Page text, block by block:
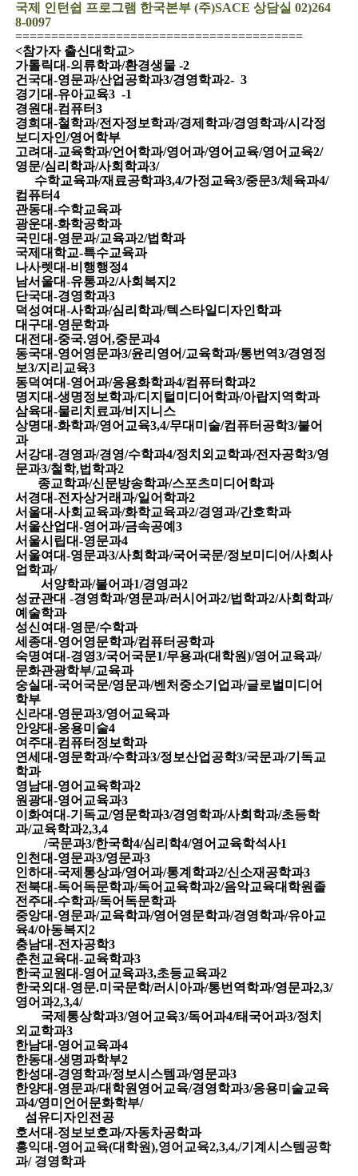
국제 인턴쉽 프로그램 한국본부(주)SACE 상담실 02)264
8-0097
========================================
<참가자 출신대학교>
가톨릭대-의류학과/환경생물-2
건국대-영문과/산업공학과3/경영학과2- 3
경기대-유아교육3 -1
경원대-컴퓨터3
경희대-철학과/전자정보학과/경제학과/경영학과/시각정
보디자인/영어학부
고려대-교육학과/언어학과/영어과/영어교육/영어교육2/
영문/심리학과/사회학과3/
수학교육과/재료공학과3,4/가정교육3/중문3/체육과4/
컴퓨터4
관동대-수학교육과
광운대-화학공학과
국민대-영문과/교육과2/법학과
국제대학교-특수교육과
나사렛대-비행행정4
남서울대-유통과2/사회복지 2
단국대-경영학과3
덕성여대-사학과/심리학과/텍스타일디자인학과
대구대-영문학과
대전대-중국.영어,중문과4
동국대-영어영문과3/윤리영어/교육학과/통번역3/경영정
보3/지리교육3
동덕여대-영어과/응용화학과4/컴퓨터학과2
명지대-생명정보학과/디지털미디어학과/아랍지역학과
삼육대-물리치료과/비지니스
상명대-화학과/영어교육3,4/무대미술/컴퓨터공학3/불어
과
서강대-경영과/경영/수학과4/정치외교학과/전자공학3/영
문과3/철학,법학과2
종교학과/신문방송학과/스포츠미디어학과
서경대-전자상거래과/일어학과2
서울대-사회교육과/화학교육과2/경영과/간호학과
서울산업대-영어과/금속공예 3
서울시립대-영문과4
서울여대-영문과3/사회학과/국어국문/정보미디어/사회사
업학과/
서양학과/불어과1/경영과2
성균관대 -경영학과/영문과/러시어과2/법학과2/사회학과/
예술학과
성신여대-영문/수학과
세종대-영어영문학과/컴퓨터공학과
숙명여대-경영3/국어국문1/무용과(대학원)/영어교육과/
문화관광학부/교육과
숭실대-국어국문/영문과/벤처중소기업과/글로벌미디어
학부
신라대-영문과3/영어교육과
안양대-응용미술4
여주대-컴퓨터정보학과
연세대-영문학과/수학과3/정보산업공학3/국문과/기독교
학과
영남대-영어교육학과2
원광대-영어교육과3
이화여대-기독교/영문학과3/경영학과/사회학과/초등학
과/교육학과2,3,4
/국문과3/한국학4/심리학4/영어교육학석사1
인천대-영문과3/영문과3
인하대-국제통상과/영어과/통계학과2/신소재공학과3
전북대-독어독문학과/독어교육학과2/음악교육대학원졸
전주대-수학과/독어독문학과
중앙대-영문과/교육학과/영어영문학과/경영학과/유아교
육4/아동복지 2
충남대-전자공학3
춘천교육대-교육학과3
한국교원대-영어교육과3,초등교육과2
한국외대-영문.미국문학/러시아과/통번역학과/영문과2,3/
영어과2,3,4/
국제통상학과3/영어교육3/독어과4/태국어과3/정치
외교학과3
한남대-영어교육과4
한동대-생명과학부2
한성대-경영학과/정보시스템과/영문과3
한양대-영문과/대학원영어교육/경영학과3/응용미술교육
과4/영미언어문화학부/
섬유디자인전공
호서대-정보보호과/자동차공학과
홍익대-영어교육(대학원),영어교육2,3,4,/기계시스템공학
과/ 경영학과